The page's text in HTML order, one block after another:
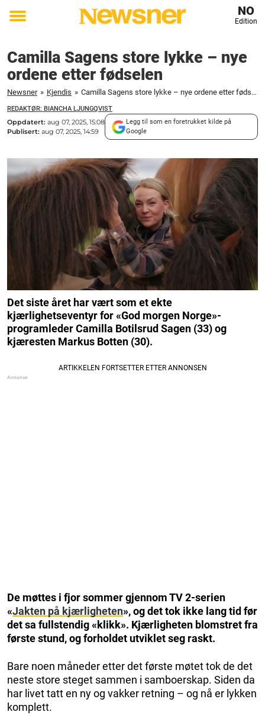
Toggle
NO
Edition
Camilla Sagens store lykke – nye
ordene etter fødselen
Newsner » Kjendis » Camilla Sagens store lykke – nye ordene etter fødselen
REDAKTØR: BIANCHA LJUNGQVIST
Oppdatert: aug 07, 2025, 15:08
Publisert: aug 07, 2025, 14:59
Legg til som en foretrukket kilde på
Google
Det siste året har vært som et ekte
kjærlighetseventyr for «God morgen Norge»-
programleder Camilla Botilsrud Sagen (33) og
kjæresten Markus Botten (30).
De møttes i fjor sommer gjennom TV 2-serien
«Jakten på kjærligheten», og det tok ikke lang tid før
det sa fullstendig «klikk». Kjærligheten blomstret fra
første stund, og forholdet utviklet seg raskt.
Bare noen måneder etter det første møtet tok de det
neste store steget sammen i samboerskap. Siden da
har livet tatt en ny og vakker retning – og nå er lykken
komplett.